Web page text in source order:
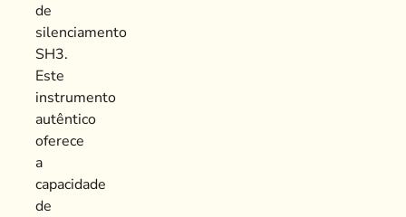
de
silenciamento
SH3.
Este
instrumento
autêntico
oferece
a
capacidade
de